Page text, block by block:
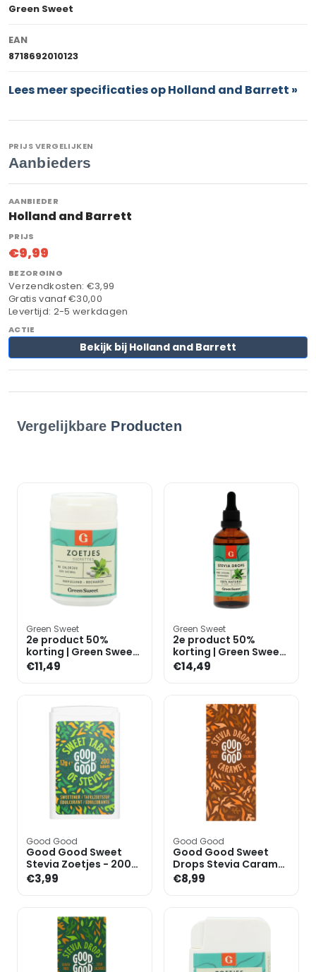
Green Sweet
EAN
8718692010123
Lees meer specificaties op Holland and Barrett »
PRIJS VERGELIJKEN
Aanbieders
Holland and Barrett
€9,99
Verzendkosten: €3,99
Gratis vanaf €30,00
Levertijd: 2-5 werkdagen
Bekijk bij Holland and Barrett
Vergelijkbare Producten
Green Sweet
2e product 50%
korting | Green Sweet
Zoetjes Navulling -
1000 stuks
€11,49
Green Sweet
2e product 50%
korting | Green Sweet
Stevia Vloeibaar -
100ml
€14,49
Good Good
Good Good Sweet
Stevia Zoetjes - 200
tabletten
€3,99
Good Good
Good Good Sweet
Drops Stevia Caramel
- 50ml
€8,99